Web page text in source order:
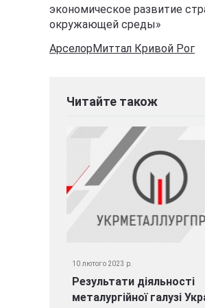
экономическое развитие
окружающей среды»
АрселорМиттал Кривой Рог
Читайте також
10 лютого 2023 р.
Результати діяльності
металургійної галузі